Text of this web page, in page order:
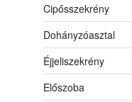
Cipősszekrény
Dohányzóasztal
Éjjeliszekrény
Előszoba